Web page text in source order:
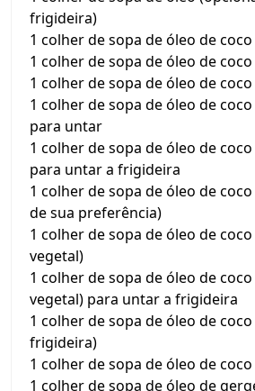
frigideira)
1 colher de sopa de óleo de coco
1 colher de sopa de óleo de
1 colher de sopa de óleo de
1 colher de sopa de óleo de
para untar
1 colher de sopa de óleo de
para untar a frigideira
1 colher de sopa de óleo de
de sua preferência)
1 colher de sopa de óleo de
vegetal)
1 colher de sopa de óleo de
vegetal) para untar a frigideira
1 colher de sopa de óleo de
frigideira)
1 colher de sopa de óleo de
1 colher de sopa de óleo de